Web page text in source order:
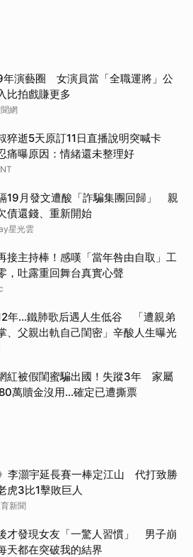
年演藝圈 女演員當「全職運將」公
比拍戲賺更多
網
猝逝5天原訂11日直播說明突喊卡
痛曝原因：情緒還未整理好
19月發文遭酸「詐騙集團回歸」 親
債還錢、重新開始
星光雲
接主持棒！感嘆「當年咎由自取」工
，吐露重回舞台真實心聲
年…鐵肺歌后遇人生低谷 「遭親弟
、父親出軌自己閨密」辛酸人生曝光
紅被假閨蜜騙出國！失蹤3年 家屬
萬贖金沒用…確定已遭撕票
李灝宇延長賽一棒定江山 代打致勝
虎3比1擊敗巨人
新聞
才發現女友「一驚人習慣」 男子崩
天都在突破我的結界